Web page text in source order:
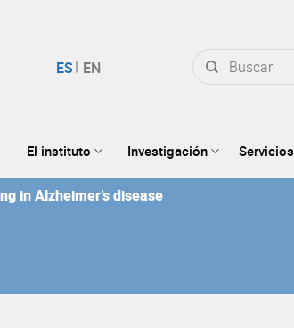
por:
El instituto Investigación Servicios
in Alzheimer’s disease